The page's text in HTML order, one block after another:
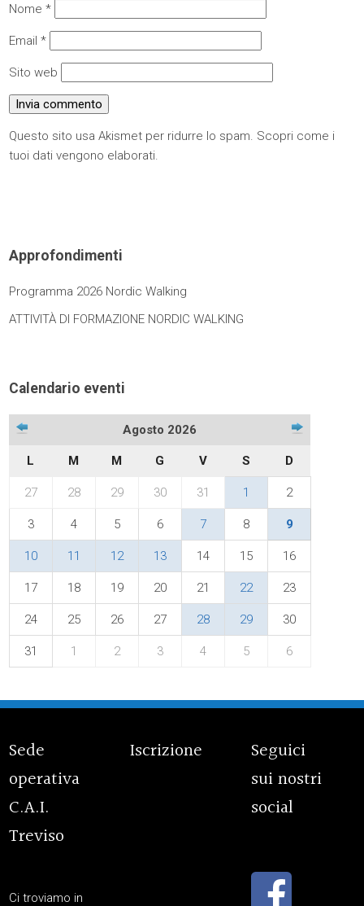
Nome*
Email*
Sito web
Questo sito usa Akismet per ridurre lo spam. Scopri come i
tuoi dati vengono elaborati.
Approfondimenti
Programma 2026 Nordic Walking
ATTIVITÀ DI FORMAZIONE NORDIC WALKING
Calendario eventi
Agosto 2026
L M M G V S D
27 28 29 30 31 1 2
3 4 5 6 7 8 9
10 11 12 13 14 15 16
17 18 19 20 21 22 23
24 25 26 27 28 29 30
31 1 2 3 4 5 6
Sede
operativa
C.A.I.
Treviso
Ci troviamo in
Iscrizione
Seguici
sui nostri
social